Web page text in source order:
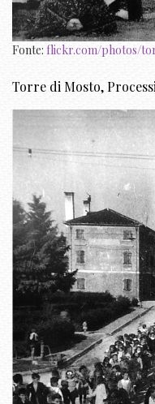
Fonte: flickr.com/photos/
Torre di Mosto,